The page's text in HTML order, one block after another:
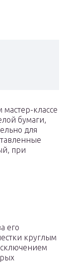
классе
бумаги,
для
при
его
круглым